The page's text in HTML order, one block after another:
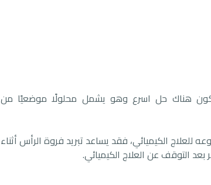
هناك حل اسرع وهو يشمل محلولًا موضعيًا من
الكيميائي، فقد يساعد تبريد فروة الرأس أثناء